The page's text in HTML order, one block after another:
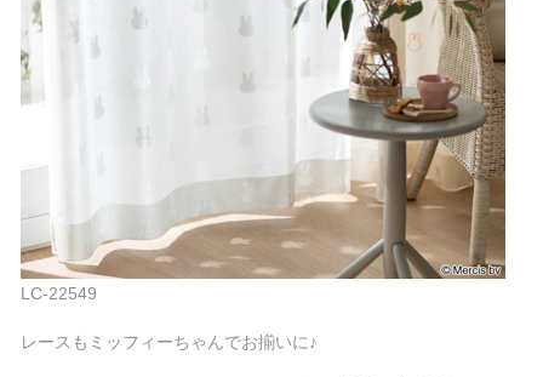
LC-22549
レースもミッフィーちゃんでお揃いに♪